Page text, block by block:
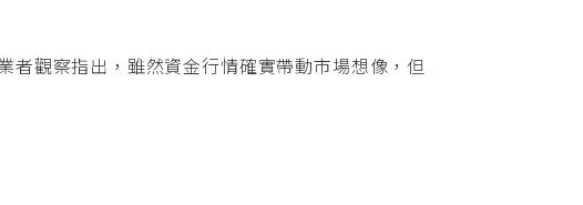
者觀察指出，雖然資金行情確實帶動市場想像，但